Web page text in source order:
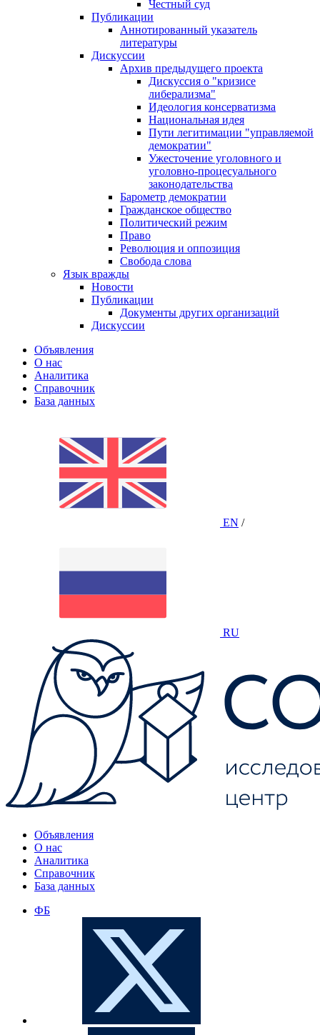
Честный суд
Публикации
Аннотированный указатель
литературы
Дискуссии
Архив предыдущего проекта
Дискуссия о "кризисе
либерализма"
Идеология консерватизма
Национальная идея
Пути легитимации "управляемой
демократии"
Ужесточение уголовного и
уголовно-процесуального
законодательства
Барометр демократии
Гражданское общество
Политический режим
Право
Революция и оппозиция
Свобода слова
Язык вражды
Новости
Публикации
Документы других организаций
Дискуссии
Объявления
О нас
Аналитика
Справочник
База данных
EN /
RU
Объявления
О нас
Аналитика
Справочник
База данных
ФБ